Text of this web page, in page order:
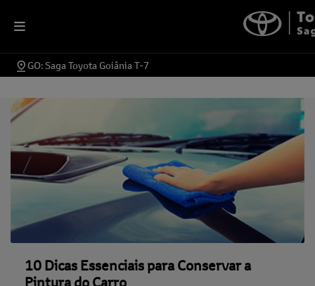
GO: Saga Toyota Goiânia T-7
10 Dicas Essenciais para Conservar a
Pintura do Carro